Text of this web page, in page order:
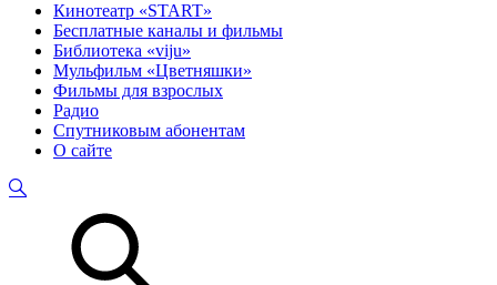
Кинотеатр «START»
Бесплатные каналы и фильмы
Библиотека «viju»
Мульфильм «Цветняшки»
Фильмы для взрослых
Радио
Спутниковым абонентам
О сайте